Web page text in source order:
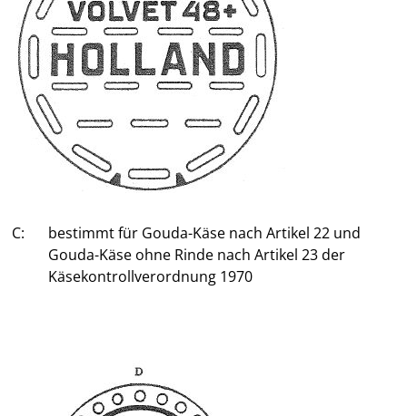
C:
bestimmt für Gouda-Käse nach Artikel 22 und
Gouda-Käse ohne Rinde nach Artikel 23 der
Käsekontrollverordnung 1970